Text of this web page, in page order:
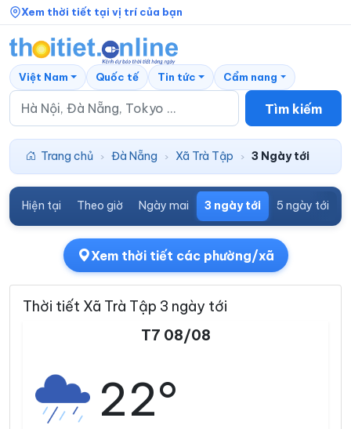
Xem thời tiết tại vị trí của bạn
Tìm kiếm
Việt Nam Quốc tế Tin tức Cẩm nang
Trang chủ › Đà Nẵng › Xã Trà Tập › 3 Ngày tới
Hiện tại Theo giờ Ngày mai 3 ngày tới 5 ngày tới
Xem thời tiết các phường/xã
Thời tiết Xã Trà Tập 3 ngày tới
T7 08/08
22°